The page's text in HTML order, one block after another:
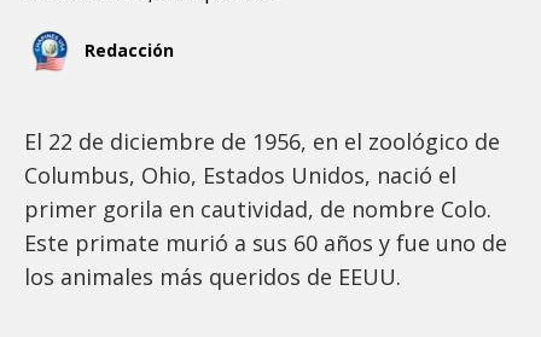
Redacción
El 22 de diciembre de 1956, en el zoológico de
Columbus, Ohio, Estados Unidos, nació el
primer gorila en cautividad, de nombre Colo.
Este primate murió a sus 60 años y fue uno de
los animales más queridos de EEUU.